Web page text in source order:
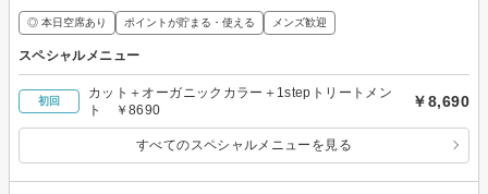
◎ 本日空席あり ポイントが貯まる・使える メンズ歓迎
スペシャルメニュー
初回
カット＋オーガニックカラー＋1stepトリートメン
ト ￥8690
￥8,690
すべてのスペシャルメニューを見る